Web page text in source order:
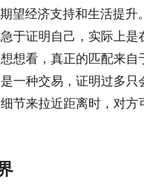
望经济支持和生活提
于证明自己，实际上
想看，真正的匹配来
一种交易，证明过多
节来拉近距离时，对